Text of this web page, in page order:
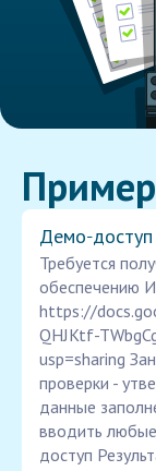
Требуется
обеспечению
https://
QHJKtf-
usp=sharing
проверки -
данные
вводить любые
доступ